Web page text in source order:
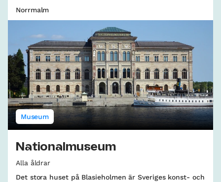
Norrmalm
Museum
Nationalmuseum
Alla åldrar
Det stora huset på Blasieholmen är Sveriges konst- och